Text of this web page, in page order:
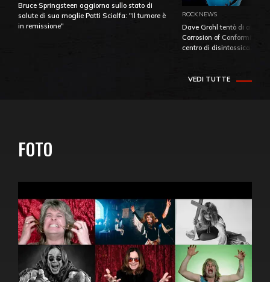
Bruce Springsteen aggiorna sullo stato di
salute di sua moglie Patti Scialfa: "Il tumore è
in remissione"
ROCK NEWS
Dave Grohl tentò di
Corrosion of Conformity
centro di
VEDI TUTTE
FOTO